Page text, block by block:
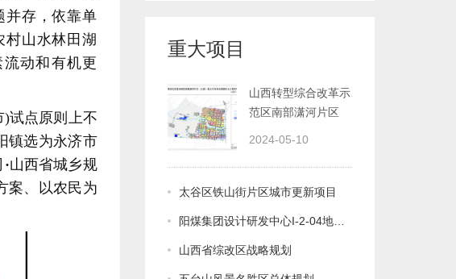
·
重大项目
规划
2024-05-10
太谷区铁山街片区城市更新项目
阳煤集团设计研发中心I-2-04地块室外景观深化方案解读
山西省综改区战略规划